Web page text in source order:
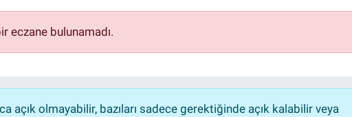
eczane bulunamadı.
açık olmayabilir, bazıları sadece gerektiğinde açık kalabilir veya